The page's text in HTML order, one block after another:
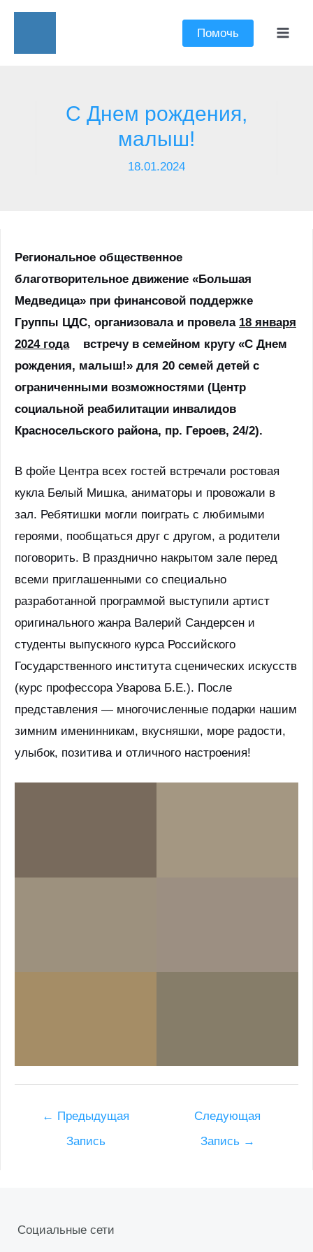
Перейти
содержимому
Помочь
С Днем рождения,
малыш!
18.01.2024
Региональное общественное
благотворительное движение «Большая
Медведица» при финансовой поддержке
Группы ЦДС, организовала и провела 18 января
2024 годавстречу в семейном кругу «С Днем
рождения, малыш!» для 20 семей детей с
ограниченными возможностями (Центр
социальной реабилитации инвалидов
Красносельского района, пр. Героев, 24/2).
В фойе Центра всех гостей встречали ростовая
кукла Белый Мишка, аниматоры и провожали в
зал. Ребятишки могли поиграть с любимыми
героями, пообщаться друг с другом, а родители
поговорить. В празднично накрытом зале перед
всеми приглашенными со специально
разработанной программой выступили артист
оригинального жанра Валерий Сандерсен и
студенты выпускного курса Российского
Государственного института сценических искусств
(курс профессора Уварова Б.Е.). После
представления — многочисленные подарки нашим
зимним именинникам, вкусняшки, море радости,
улыбок, позитива и отличного настроения!
← Предыдущая
Запись
Следующая
Запись →
Социальные сети